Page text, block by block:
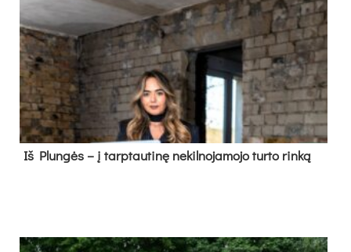
Iš Plungės – į tarptautinę nekilnojamojo turto rinką